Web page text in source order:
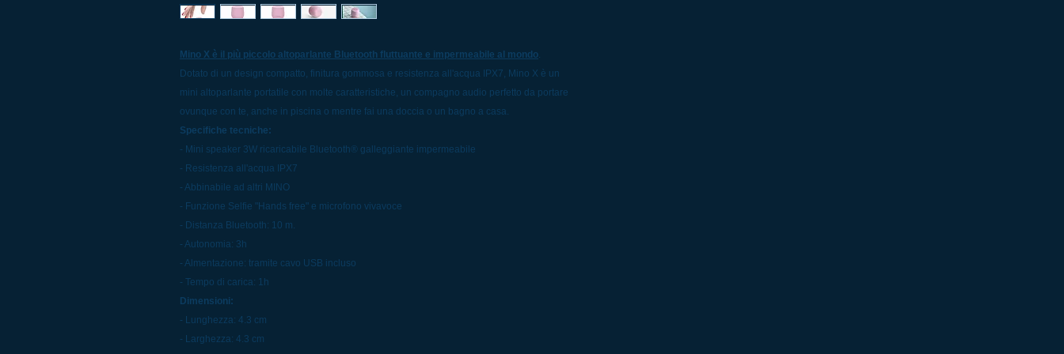
Mino X è il più piccolo altoparlante Bluetooth fluttuante e impermeabile al mondo.
Dotato di un design compatto, finitura gommosa e resistenza all'acqua IPX7, Mino X è un
mini altoparlante portatile con molte caratteristiche, un compagno audio perfetto da portare
ovunque con te, anche in piscina o mentre fai una doccia o un bagno a casa.
Specifiche tecniche:
- Mini speaker 3W ricaricabile Bluetooth® galleggiante impermeabile
- Resistenza all'acqua IPX7
- Abbinabile ad altri MINO
- Funzione Selfie "Hands free" e microfono vivavoce
- Distanza Bluetooth: 10 m.
- Autonomia: 3h
- Almentazione: tramite cavo USB incluso
- Tempo di carica: 1h
Dimensioni:
- Lunghezza: 4.3 cm
- Larghezza: 4.3 cm